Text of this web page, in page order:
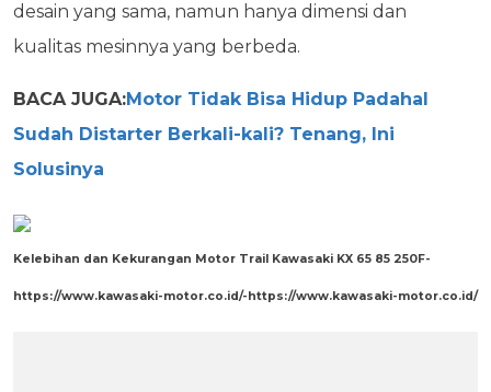
desain yang sama, namun hanya dimensi dan
kualitas mesinnya yang berbeda.
BACA JUGA:Motor Tidak Bisa Hidup Padahal
Sudah Distarter Berkali-kali? Tenang, Ini
Solusinya
Kelebihan dan Kekurangan Motor Trail Kawasaki KX 65 85 250F-
https://www.kawasaki-motor.co.id/-https://www.kawasaki-motor.co.id/